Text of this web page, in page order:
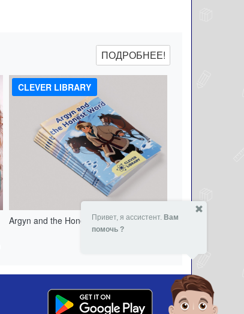
ПОДРОБНЕЕ!
CLEVER LIBRARY
Argyn and the Honest Word - 151538821
Привет, я ассистент. Вам
помочь ?